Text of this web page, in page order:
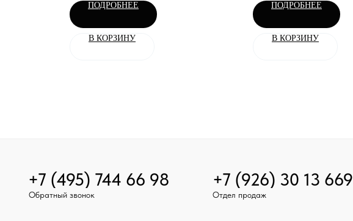
ПОДРОБНЕЕ
В КОРЗИНУ
ПОДРОБНЕЕ
В КОРЗИНУ
+7 (495) 744 66 98 +7 (926) 30 13 669
Отдел продаж
Обратный звонок